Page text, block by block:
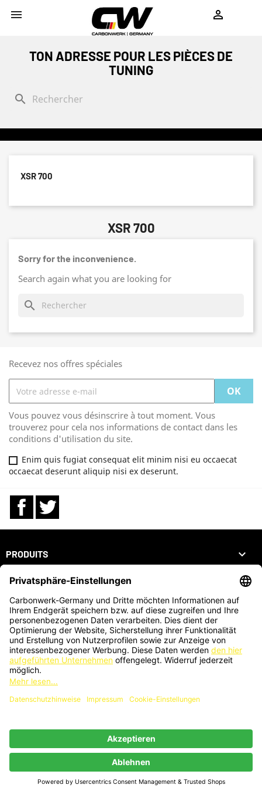
 
TON ADRESSE POUR LES PIÈCES DE
TUNING
search
XSR 700
XSR 700
Sorry for the inconvenience.
Search again what you are looking for
search
Recevez nos offres spéciales
Vous pouvez vous désinscrire à tout moment. Vous
trouverez pour cela nos informations de contact dans les
conditions d'utilisation du site.
Enim quis fugiat consequat elit minim nisi eu occaecat
occaecat deserunt aliquip nisi ex deserunt.
Facebook
PRODUITS 
NOTRE SOCIÉTÉ 
VOTRE COMPTE 
INFORMATIONS
© 2026 - Webdesign by PriTumble